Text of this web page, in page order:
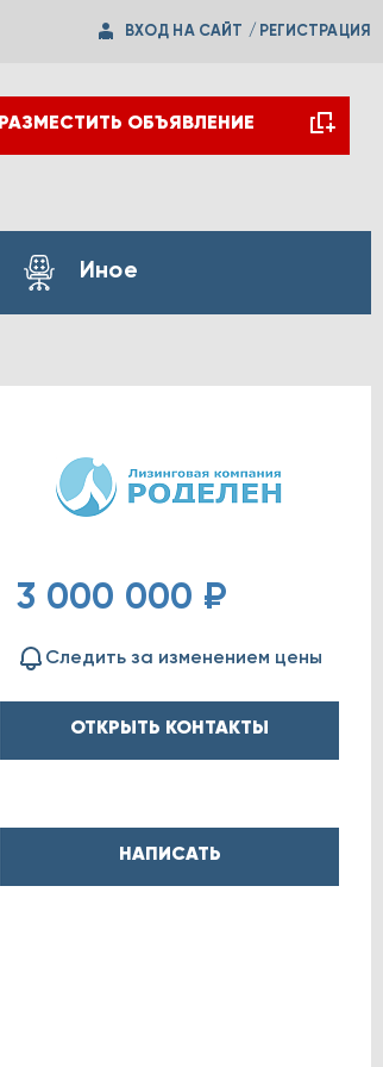
ВХОД НА САЙТ / РЕГИСТРАЦИЯ
РАЗМЕСТИТЬ ОБЪЯВЛЕНИЕ
Иное
3 000 000 ₽
Следить за изменением цены
ОТКРЫТЬ КОНТАКТЫ
НАПИСАТЬ